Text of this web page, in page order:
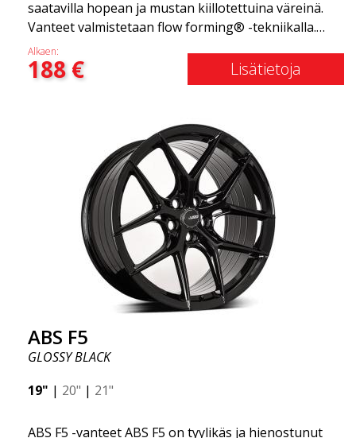
saatavilla hopean ja mustan kiillotettuina väreinä.
Vanteet valmistetaan flow forming® -tekniikalla.
Herätä kateutta muissa kuljettajissa tai
naapureissa, kun ajat tyylillä. Nämä vanteet on
valmistettu innovatiivisella flow forming -tekniikalla,
vahvuudestaan samalla tarjoten merkittävää painon
säästöä. ABS Flow Form -tekniikan avulla voit
nauttia vuosien kestävästä kauneudesta ja
virheettömästä suorituskyvystä kilometri toisensa
jälkeen. Parasta kaikessa? ABS Wheels tarjoaa
sinulle täyden 2 vuoden takuun.
Alkaen:
188€ Lisätietoja
ABS F5
GLOSSY BLACK
19" | 20" | 21"
ABS F5 -vanteet ABS F5 on tyylikäs ja hienostunut